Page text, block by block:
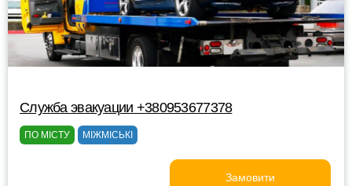
Служба эвакуации +380953677378
ПО МІСТУ МІЖМІСЬКІ
Замовити